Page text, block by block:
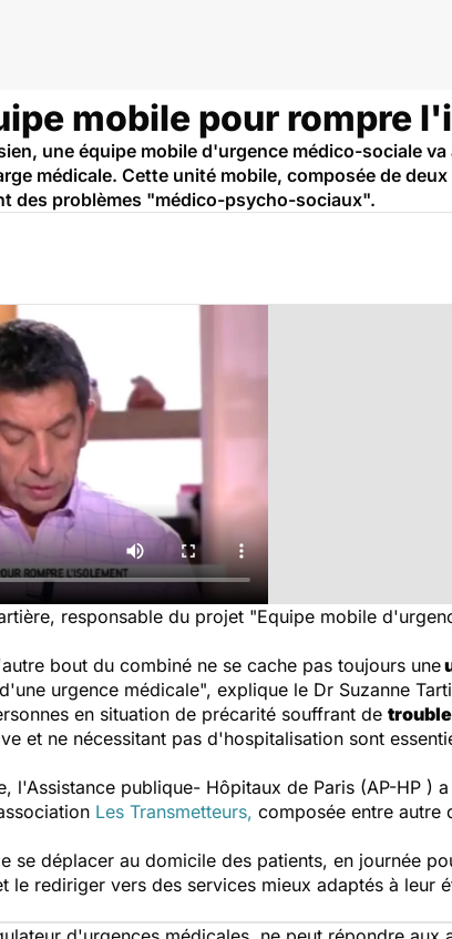
mobile pour rompre
une équipe mobile d'urgence médico-sociale
médicale. Cette unité mobile, composée de
des problèmes "médico-psycho-sociaux".
responsable du projet "Equipe mobile
bout du combiné ne se cache pas toujours une
urgence médicale", explique le Dr Suzanne
en situation de précarité souffrant de
et ne nécessitant pas d'hospitalisation sont
l'Assistance publique- Hôpitaux de Paris (AP-HP )
Les Transmetteurs, composée entre autre
se déplacer au domicile des patients, en journée
le rediriger vers des services mieux adaptés à leur